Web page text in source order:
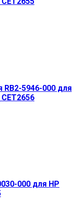
5946-000 для
000 для HP